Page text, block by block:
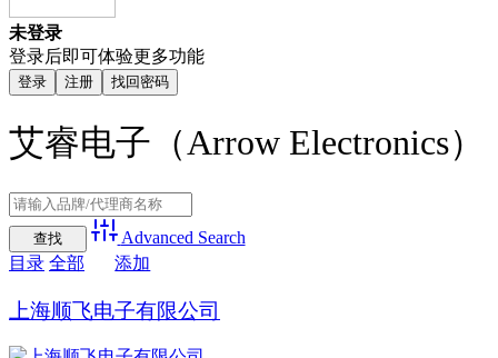
未登录
登录后即可体验更多功能
登录 注册 找回密码
艾睿电子（Arrow Electronics）
Advanced Search
目录 全部 添加
上海顺飞电子有限公司